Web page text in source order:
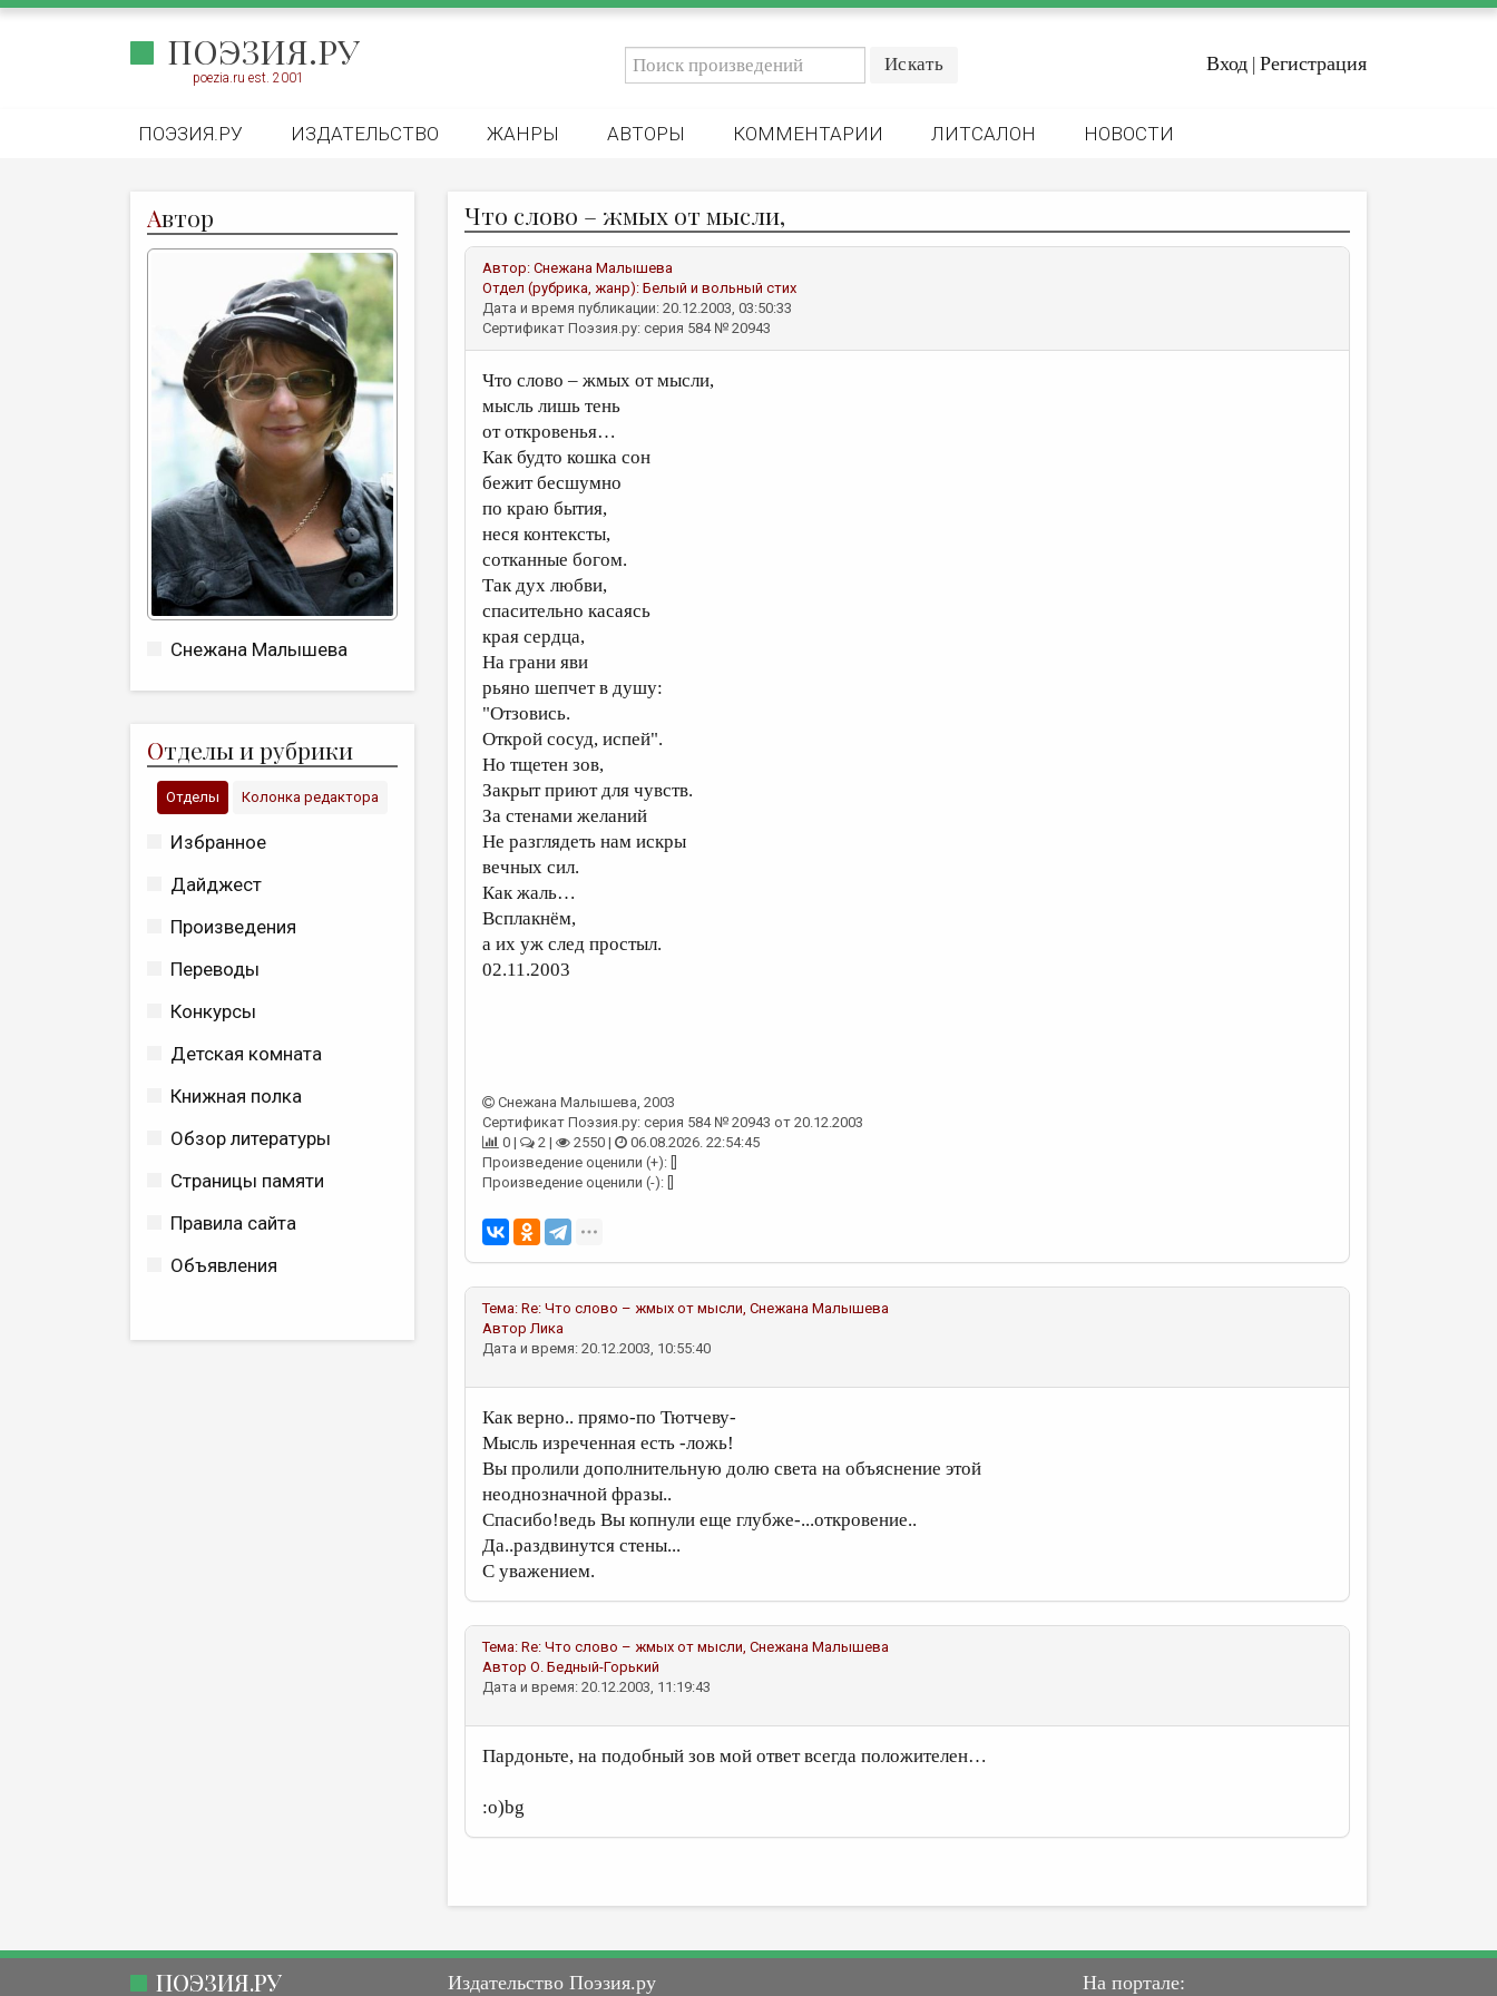
ПОЭЗИЯ.РУ
poezia.ru est. 2001
Вход | Регистрация
ПОЭЗИЯ.РУ ИЗДАТЕЛЬСТВО ЖАНРЫ АВТОРЫ КОММЕНТАРИИ ЛИТСАЛОН НОВОСТИ
Автор
Снежана Малышева
Отделы и рубрики
Отделы Колонка редактора
Избранное
Дайджест
Произведения
Переводы
Конкурсы
Детская комната
Книжная полка
Обзор литературы
Страницы памяти
Правила сайта
Объявления
Что слово – жмых от мысли,
Автор: Снежана Малышева
Отдел (рубрика, жанр): Белый и вольный стих
Дата и время публикации: 20.12.2003, 03:50:33
Сертификат Поэзия.ру: серия 584 № 20943
Что слово – жмых от мысли,
мысль лишь тень
от откровенья…
Как будто кошка сон
бежит бесшумно
по краю бытия,
неся контексты,
сотканные богом.
Так дух любви,
спасительно касаясь
края сердца,
На грани яви
рьяно шепчет в душу:
"Отзовись.
Открой сосуд, испей".
Но тщетен зов,
Закрыт приют для чувств.
За стенами желаний
Не разглядеть нам искры
вечных сил.
Как жаль…
Всплакнём,
а их уж след простыл.
02.11.2003
Снежана Малышева, 2003
Сертификат Поэзия.ру: серия 584 № 20943 от 20.12.2003
0 |
2 | 2550 |
06.08.2026. 22:54:45
Произведение оценили (+): []
Произведение оценили (-): []
Тема: Re: Что слово – жмых от мысли, Снежана Малышева
АвторЛика
Дата и время: 20.12.2003, 10:55:40
Как верно.. прямо-по Тютчеву-
Мысль изреченная есть -ложь!
Вы пролили дополнительную долю света на объяснение этой
неоднозначной фразы..
Спасибо!ведь Вы копнули еще глубже-...откровение..
Да..раздвинутся стены...
С уважением.
Тема: Re: Что слово – жмых от мысли, Снежана Малышева
Автор О. Бедный-Горький
Дата и время: 20.12.2003, 11:19:43
Пардоньте, на подобный зов мой ответ всегда положителен…
:о)bg
ПОЭЗИЯ.РУ Издательство Поэзия.ру На портале: